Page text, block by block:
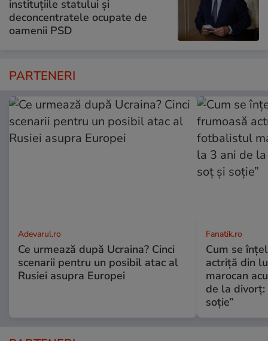
instituțiile statului și
deconcentratele ocupate de
oamenii PSD
PARTENERI
Adevarul.ro
Ce urmează după Ucraina? Cinci
scenarii pentru un posibil atac al
Rusiei asupra Europei
Fanatik.ro
Cum se
actriță din
marocan
de la divorț:
soție”